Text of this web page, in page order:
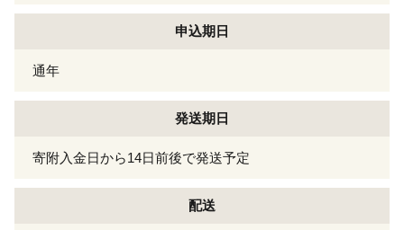
申込期日
通年
発送期日
寄附入金日から14日前後で発送予定
配送